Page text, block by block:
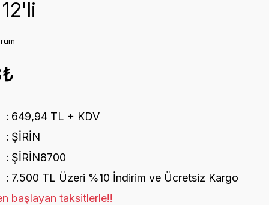
649,94 TL + KDV
ŞİRİN
ŞİRİN8700
7.500 TL Üzeri %10 İndirim ve Ücretsiz Kargo
başlayan taksitlerle!!